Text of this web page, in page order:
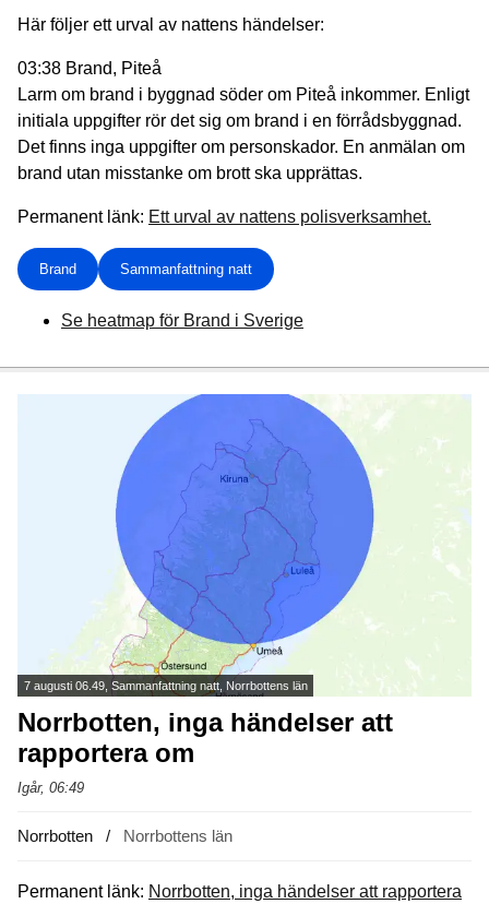
Här följer ett urval av nattens händelser:
03:38 Brand, Piteå
Larm om brand i byggnad söder om Piteå inkommer. Enligt
initiala uppgifter rör det sig om brand i en förrådsbyggnad.
Det finns inga uppgifter om personskador. En anmälan om
brand utan misstanke om brott ska upprättas.
Permanent länk: Ett urval av nattens polisverksamhet.
Brand Sammanfattning natt
Se heatmap för Brand i Sverige
7 augusti 06.49, Sammanfattning natt, Norrbottens län
Norrbotten, inga händelser att
rapportera om
Igår, 06:49
Norrbotten Norrbottens län
Permanent länk: Norrbotten, inga händelser att rapportera